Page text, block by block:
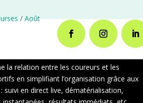
/Août
la relation entre les coureurs et les
en simplifiant l’organisation grâce aux
suivi en direct live, dématérialisation,